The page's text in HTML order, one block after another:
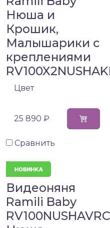
Нюша и
Крошик,
Малышарики с
креплениями
Цвет
25 890 ₽
Сравнить
Видеоняня
Ramili Baby